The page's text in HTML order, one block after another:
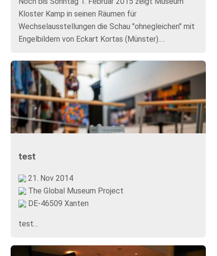
Kloster Kamp in seinen Räumen für
Wechselausstellungen die Schau "ohnegleichen" mit
Engelbildern von Eckart Kortas (Münster).…
test
21. Nov 2014
The Global Museum Project
DE-46509 Xanten
test…